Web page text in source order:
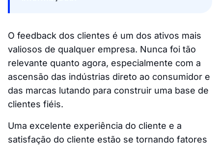
O feedback dos clientes é um dos ativos mais
valiosos de qualquer empresa. Nunca foi tão
relevante quanto agora, especialmente com a
ascensão das indústrias direto ao consumidor e
das marcas lutando para construir uma base de
clientes fiéis.
Uma excelente experiência do cliente e a
satisfação do cliente estão se tornando fatores